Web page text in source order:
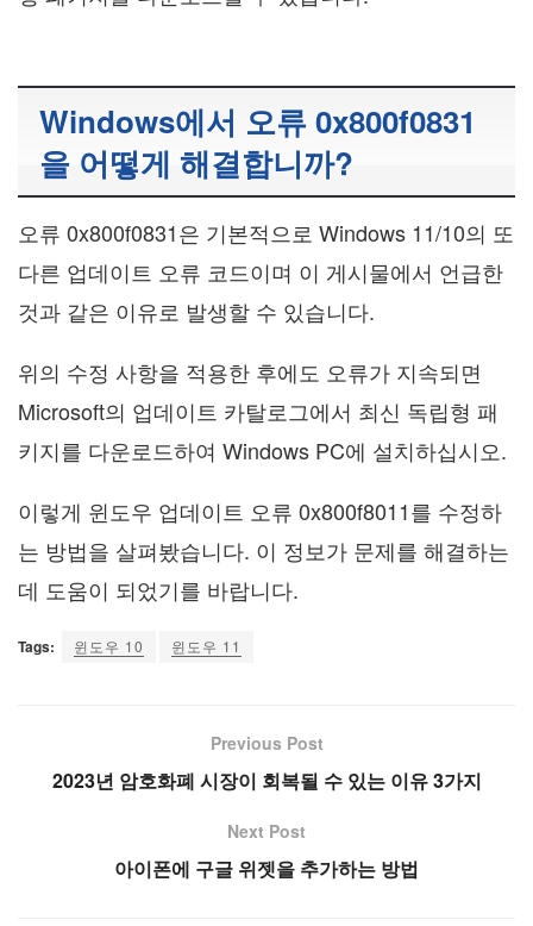
Windows에서 오류 0x800f0831
을 어떻게 해결합니까?
오류 0x800f0831은 기본적으로 Windows 11/10의 또
다른 업데이트 오류 코드이며 이 게시물에서 언급한
것과 같은 이유로 발생할 수 있습니다.
위의 수정 사항을 적용한 후에도 오류가 지속되면
Microsoft의 업데이트 카탈로그에서 최신 독립형 패
키지를 다운로드하여 Windows PC에 설치하십시오.
이렇게 윈도우 업데이트 오류 0x800f8011를 수정하
는 방법을 살펴봤습니다. 이 정보가 문제를 해결하는
데 도움이 되었기를 바랍니다.
Tags: 윈도우 10 윈도우 11
Previous Post
2023년 암호화폐 시장이 회복될 수 있는 이유 3가지
Next Post
아이폰에 구글 위젯을 추가하는 방법